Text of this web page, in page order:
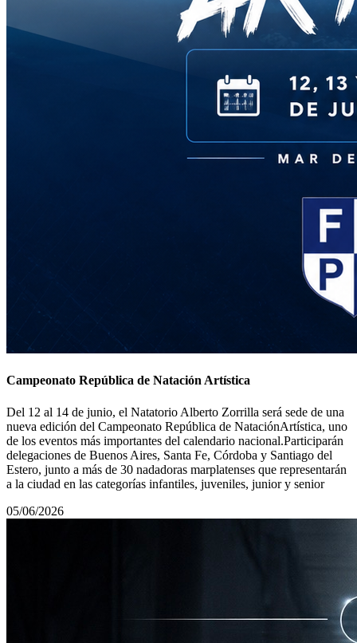
Campeonato República de Natación Artística
Del 12 al 14 de junio, el Natatorio Alberto Zorrilla será sede de una
nueva edición del Campeonato República de NataciónArtística, uno
de los eventos más importantes del calendario nacional.Participarán
delegaciones de Buenos Aires, Santa Fe, Córdoba y Santiago del
Estero, junto a más de 30 nadadoras marplatenses que representarán
a la ciudad en las categorías infantiles, juveniles, junior y senior
05/06/2026